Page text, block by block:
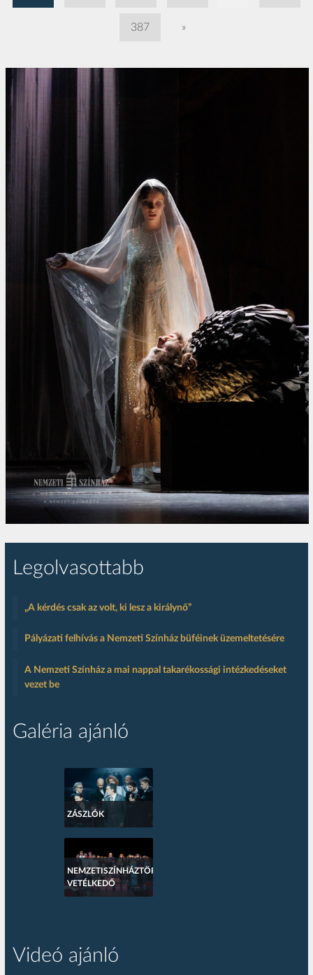
387 »
Legolvasottabb
„A kérdés csak az volt, ki lesz a királynő”
Pályázati felhívás a Nemzeti Színház büféinek üzemeltetésére
A Nemzeti Színház a mai nappal takarékossági intézkedéseket
vezet be
Galéria ajánló
ZÁSZLÓK
NEMZETISZÍNHÁZTÖRTÉNETI
VETÉLKEDŐ
Videó ajánló